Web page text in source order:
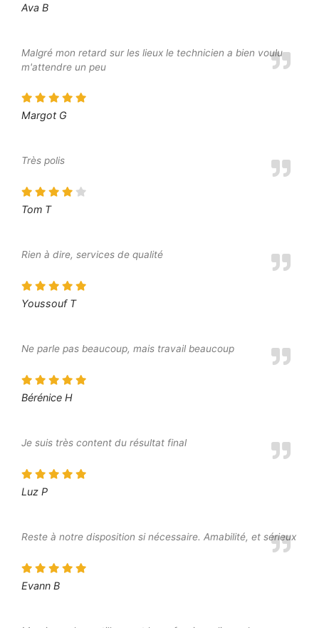
Ava B
Malgré mon retard sur les lieux le technicien a bien voulu
m'attendre un peu
Margot G
Très polis
Tom T
Rien à dire, services de qualité
Youssouf T
Ne parle pas beaucoup, mais travail beaucoup
Bérénice H
Je suis très content du résultat final
Luz P
Reste à notre disposition si nécessaire. Amabilité, et sérieux
Evann B